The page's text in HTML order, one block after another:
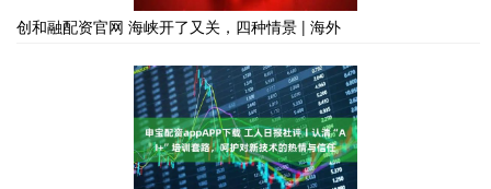
创和融配资官网 海峡开了又关，四种情景 | 海外